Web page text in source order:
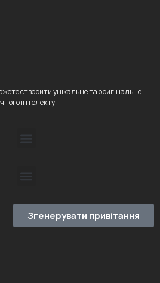
створити унікальне та оригінальне
інтелекту.
Згенерувати привітання